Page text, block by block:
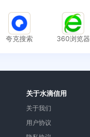
夸克搜索 360浏览器
关于水滴信用
关于我们
用户协议